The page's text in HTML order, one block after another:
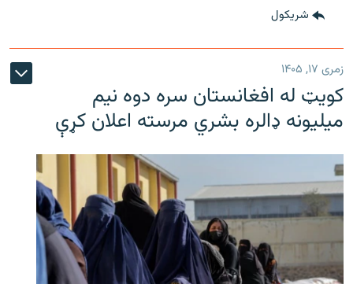
شريکول
زمری ۱۷, ۱۴۰۵
کویټ له افغانستان سره دوه نیم
میلیونه ډالره بشري مرسته اعلان کړې